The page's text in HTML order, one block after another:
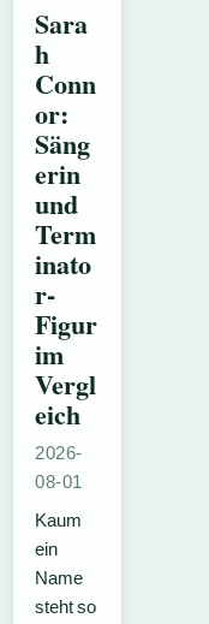
Sara
h
Conn
or:
Säng
erin
und
Term
inato
r-
Figur
im
Vergl
eich
2026-
08-01
Kaum
ein
Name
steht so